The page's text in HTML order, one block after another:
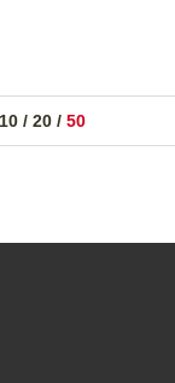
10 / 20 / 50